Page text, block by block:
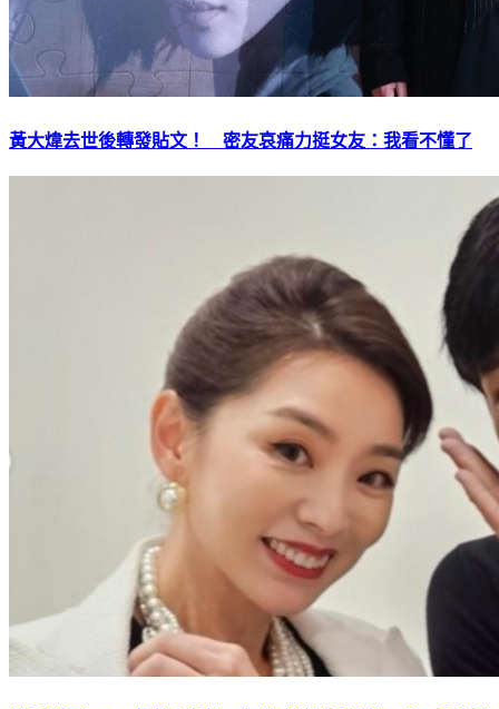
黃大煒去世後轉發貼文！ 密友哀痛力挺女友：我看不懂了